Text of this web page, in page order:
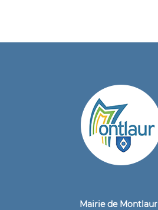
Mairie de Montlaur